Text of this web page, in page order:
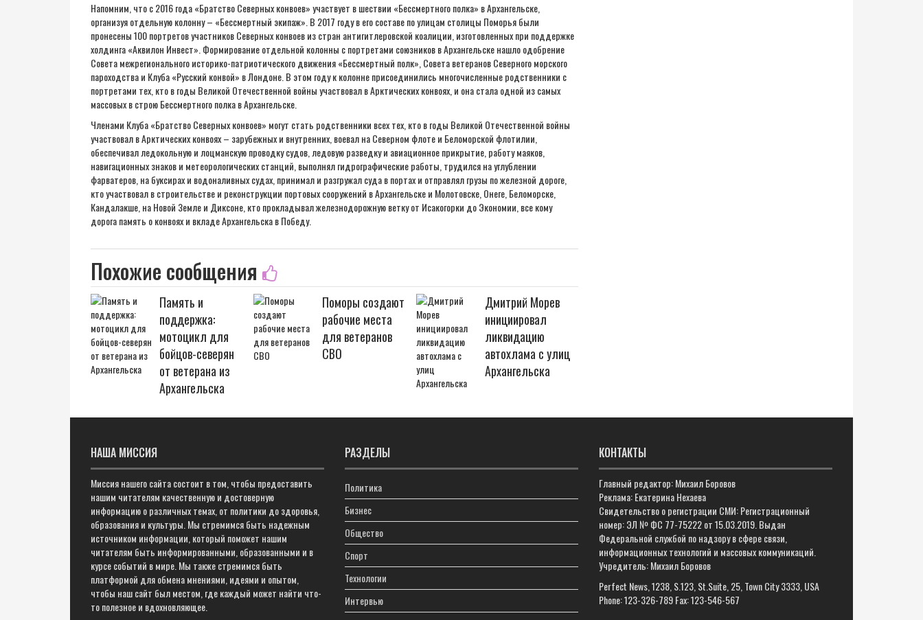
Напомним, что с 2016 года «Братство Северных конвоев» участвует в шествии «Бессмертного полка» в Архангельске,
организуя отдельную колонну – «Бессмертный экипаж». В 2017 году в его составе по улицам столицы Поморья были
пронесены 100 портретов участников Северных конвоев из стран антигитлеровской коалиции, изготовленных при поддержке
холдинга «Аквилон Инвест». Формирование отдельной колонны с портретами союзников в Архангельске нашло одобрение
Совета межрегионального историко-патриотического движения «Бессмертный полк», Совета ветеранов Северного морского
пароходства и Клуба «Русский конвой» в Лондоне. В этом году к колонне присоединились многочисленные родственники с
портретами тех, кто в годы Великой Отечественной войны участвовал в Арктических конвоях, и она стала одной из самых
массовых в строю Бессмертного полка в Архангельске.
Членами Клуба «Братство Северных конвоев» могут стать родственники всех тех, кто в годы Великой Отечественной войны
участвовал в Арктических конвоях – зарубежных и внутренних, воевал на Северном флоте и Беломорской флотилии,
обеспечивал ледокольную и лоцманскую проводку судов, ледовую разведку и авиационное прикрытие, работу маяков,
навигационных знаков и метеорологических станций, выполнял гидрографические работы, трудился на углублении
фарватеров, на буксирах и водоналивных судах, принимал и разгружал суда в портах и отправлял грузы по железной дороге,
кто участвовал в строительстве и реконструкции портовых сооружений в Архангельске и Молотовске, Онеге, Беломорске,
Кандалакше, на Новой Земле и Диксоне, кто прокладывал железнодорожную ветку от Исакогорки до Экономии, все кому
дорога память о конвоях и вкладе Архангельска в Победу.
Похожие сообщения
Память и
поддержка:
мотоцикл для
бойцов-северян
от ветерана из
Архангельска
Поморы создают
рабочие места
для ветеранов
СВО
Дмитрий Морев
инициировал
ликвидацию
автохлама с улиц
Архангельска
НАША МИССИЯ
Миссия нашего сайта состоит в том, чтобы предоставить
нашим читателям качественную и достоверную
информацию о различных темах, от политики до здоровья,
образования и культуры. Мы стремимся быть надежным
источником информации, который поможет нашим
читателям быть информированными, образованными и в
курсе событий в мире. Мы также стремимся быть
платформой для обмена мнениями, идеями и опытом,
чтобы наш сайт был местом, где каждый может найти что-
то полезное и вдохновляющее.
РАЗДЕЛЫ
Политика
Бизнес
Общество
Спорт
Технологии
Интервью
КОНТАКТЫ
Главный редактор: Михаил Боровов
Реклама: Екатерина Нехаева
Свидетельство о регистрации СМИ: Регистрационный
номер: ЭЛ № ФС 77-75222 от 15.03.2019. Выдан
Федеральной службой по надзору в сфере связи,
информационных технологий и массовых коммуникаций.
Учредитель: Михаил Боровов
Perfect News, 1238, S.123, St.Suite, 25, Town City 3333, USA
Phone: 123-326-789 Fax: 123-546-567